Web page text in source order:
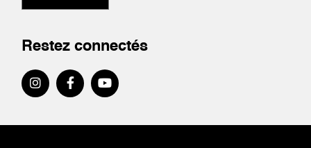
Restez connectés